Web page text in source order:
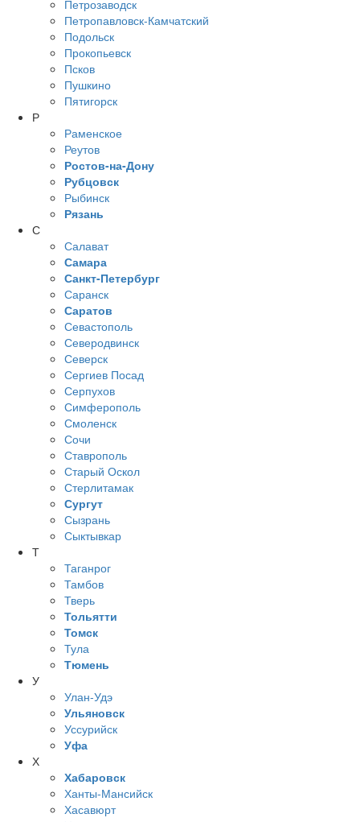
Петрозаводск
Петропавловск-Камчатский
Подольск
Прокопьевск
Псков
Пушкино
Пятигорск
Р
Раменское
Реутов
Ростов-на-Дону
Рубцовск
Рыбинск
Рязань
С
Салават
Самара
Санкт-Петербург
Саранск
Саратов
Севастополь
Северодвинск
Северск
Сергиев Посад
Серпухов
Симферополь
Смоленск
Сочи
Ставрополь
Старый Оскол
Стерлитамак
Сургут
Сызрань
Сыктывкар
Т
Таганрог
Тамбов
Тверь
Тольятти
Томск
Тула
Тюмень
У
Улан-Удэ
Ульяновск
Уссурийск
Уфа
Х
Хабаровск
Ханты-Мансийск
Хасавюрт